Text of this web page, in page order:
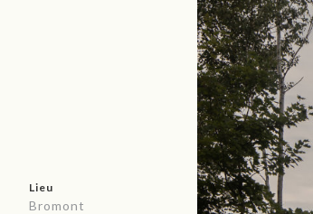
Lieu
Bromont